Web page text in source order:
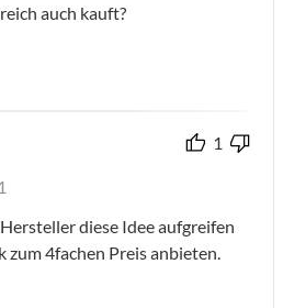
auch kauft?
1
diese Idee aufgreifen
zum 4fachen Preis anbieten.